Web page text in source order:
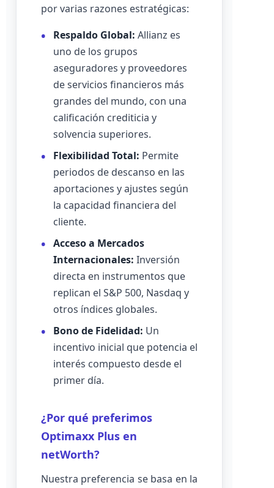
por varias razones estratégicas:
Respaldo Global: Allianz es
uno de los grupos
aseguradores y proveedores
de servicios financieros más
grandes del mundo, con una
calificación crediticia y
solvencia superiores.
Flexibilidad Total: Permite
periodos de descanso en las
aportaciones y ajustes según
la capacidad financiera del
cliente.
Acceso a Mercados
Internacionales: Inversión
directa en instrumentos que
replican el S&P 500, Nasdaq y
otros índices globales.
Bono de Fidelidad: Un
incentivo inicial que potencia el
interés compuesto desde el
primer día.
¿Por qué preferimos
Optimaxx Plus en
netWorth?
Nuestra preferencia se basa en la